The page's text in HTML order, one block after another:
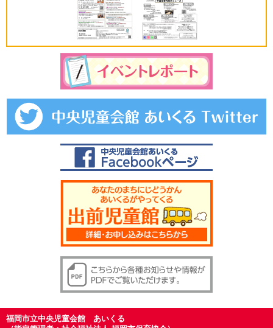
福岡市立中央児童会館 あいくる